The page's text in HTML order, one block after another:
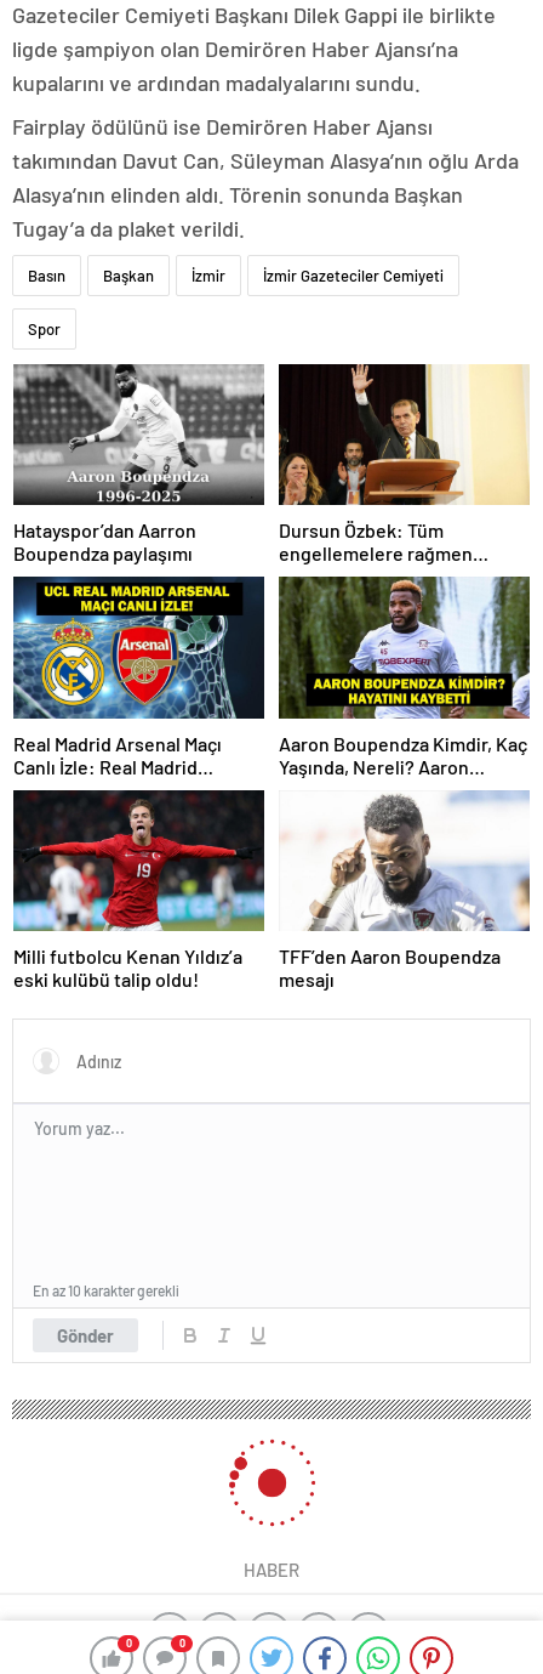
0 0
Gazeteciler Cemiyeti Başkanı Dilek Gappi ile birlikte
ligde şampiyon olan Demirören Haber Ajansı’na
kupalarını ve ardından madalyalarını sundu.
Fairplay ödülünü ise Demirören Haber Ajansı
takımından Davut Can, Süleyman Alasya’nın oğlu Arda
Alasya’nın elinden aldı. Törenin sonunda Başkan
Tugay’a da plaket verildi.
Basın Başkan İzmir İzmir Gazeteciler Cemiyeti
Spor
Hatayspor’dan Aarron
Boupendza paylaşımı
Dursun Özbek: Tüm
engellemelere rağmen
hedefimize ilerliyoruz
Real Madrid Arsenal Maçı
Canlı İzle: Real Madrid
Arsenal Maçı Hangi Kanalda?
Real Madrid Arsenal Maçı Ne
Zaman, Saat Kaçta? İşte Maç
Kadrosu
Aaron Boupendza Kimdir, Kaç
Yaşında, Nereli? Aaron
Boupendza neden öldü?
Süper Lig’in eski gol kralı
hayatını kaybetti!
Milli futbolcu Kenan Yıldız’a
eski kulübü talip oldu!
TFF’den Aaron Boupendza
mesajı
Gönder
En az 10 karakter gerekli
HABER